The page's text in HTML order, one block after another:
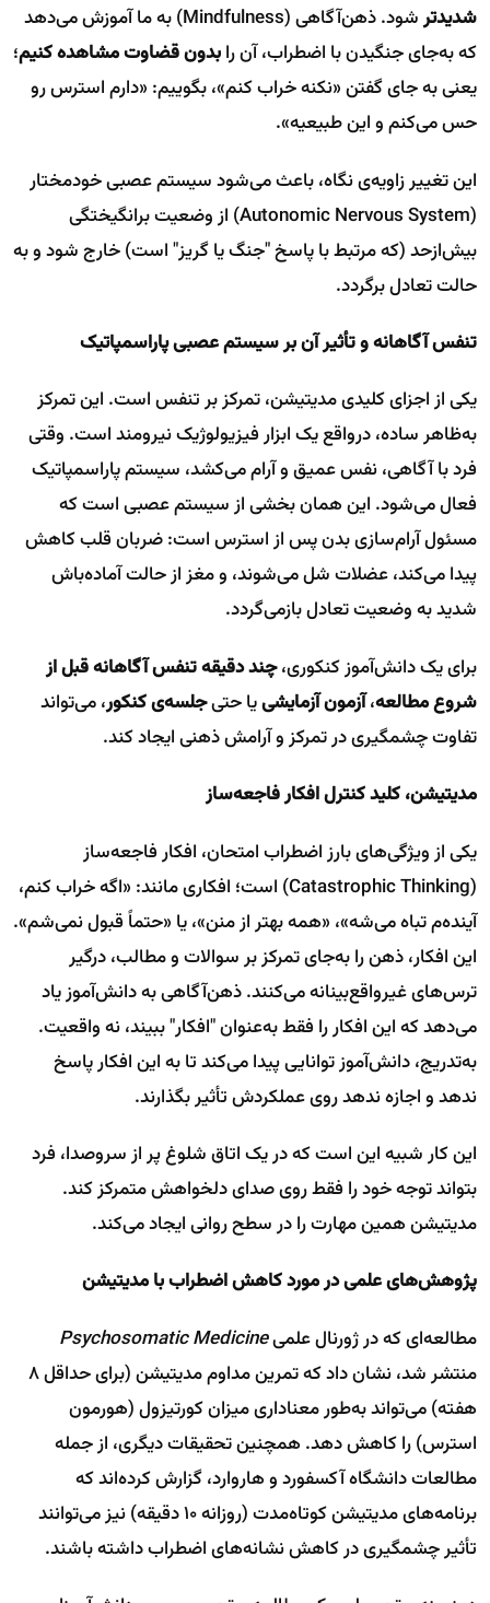
شدیدتر
شود. ذهن‌آگاهی (Mindfulness) به ما آموزش می‌دهد
که به‌جای جنگیدن با اضطراب، آن رابدون قضاوت مشاهده کنیم؛
یعنی به جای گفتن «نکنه خراب کنم»، بگوییم: «دارم استرس رو
حس می‌کنم و این طبیعیه».
این تغییر زاویه‌ی نگاه، باعث می‌شود سیستم عصبی خودمختار
(Autonomic Nervous System) از وضعیت برانگیختگی
بیش‌از‌حد (که مرتبط با پاسخ "جنگ یا گریز" است) خارج شود و به
حالت تعادل برگردد.
تنفس آگاهانه و تأثیر آن بر سیستم عصبی پاراسمپاتیک
یکی از اجزای کلیدی مدیتیشن، تمرکز بر تنفس است. این تمرکز
به‌ظاهر ساده، درواقع یک ابزار فیزیولوژیک نیرومند است. وقتی
فرد با آگاهی، نفس عمیق و آرام می‌کشد، سیستم پاراسمپاتیک
فعال می‌شود. این همان بخشی از سیستم عصبی است که
مسئول آرام‌سازی بدن پس از استرس است: ضربان قلب کاهش
پیدا می‌کند، عضلات شل می‌شوند، و مغز از حالت آماده‌باش
شدید به وضعیت تعادل بازمی‌گردد.
برای یک دانش‌آموز کنکوری،چند دقیقه تنفس آگاهانه قبل از
شروع مطالعه،آزمون آزمایشییا حتیجلسه‌ی کنکور، می‌تواند
تفاوت چشمگیری در تمرکز و آرامش ذهنی ایجاد کند.
مدیتیشن، کلید کنترل افکار فاجعه‌ساز
یکی از ویژگی‌های بارز اضطراب امتحان، افکار فاجعه‌ساز
(Catastrophic Thinking) است؛ افکاری مانند: «اگه خراب کنم،
آینده‌م تباه می‌شه»، «همه بهتر از منن»، یا «حتماً قبول نمی‌شم».
این افکار، ذهن را به‌جای تمرکز بر سوالات و مطالب، درگیر
ترس‌های غیرواقع‌بینانه می‌کنند. ذهن‌آگاهی به دانش‌آموز یاد
می‌دهد که این افکار را فقط به‌عنوان "افکار" ببیند، نه واقعیت.
به‌تدریج، دانش‌آموز توانایی پیدا می‌کند تا به این افکار پاسخ
ندهد و اجازه ندهد روی عملکردش تأثیر بگذارند.
این کار شبیه این است که در یک اتاق شلوغ پر از سروصدا، فرد
بتواند توجه خود را فقط روی صدای دلخواهش متمرکز کند.
مدیتیشن همین مهارت را در سطح روانی ایجاد می‌کند.
پژوهش‌های علمی در مورد کاهش اضطراب با مدیتیشن
مطالعه‌ای که در ژورنال علمیPsychosomatic Medicine
منتشر شد، نشان داد که تمرین مداوم مدیتیشن (برای حداقل ۸
هفته) می‌تواند به‌طور معناداری میزان کورتیزول (هورمون
استرس) را کاهش دهد. همچنین تحقیقات دیگری، از جمله
مطالعات دانشگاه آکسفورد و هاروارد، گزارش کرده‌اند که
برنامه‌های مدیتیشن کوتاه‌مدت (روزانه ۱۰ دقیقه) نیز می‌توانند
تأثیر چشمگیری در کاهش نشانه‌های اضطراب داشته باشند.